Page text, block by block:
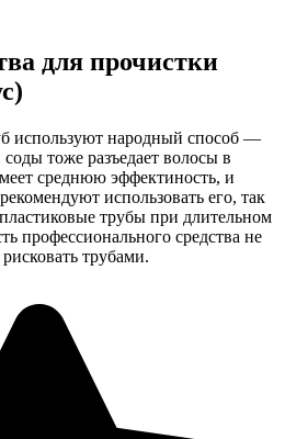
для прочистки
используют народный способ —
тоже разъедает волосы в
среднюю эффектиность, и
использовать его, так
трубы при длительном
профессионального средства не
трубами.